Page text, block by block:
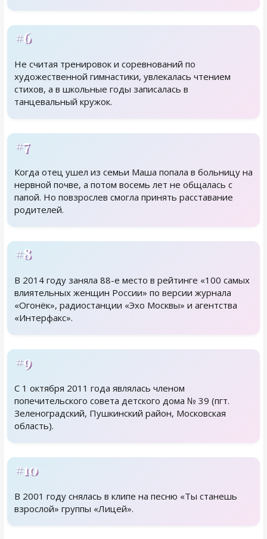
#6
Не считая тренировок и соревнований по
художественной гимнастики, увлекалась чтением
стихов, а в школьные годы записалась в
танцевальный кружок.
#7
Когда отец ушел из семьи Маша попала в больницу на
нервной почве, а потом восемь лет не общалась с
папой. Но повзрослев смогла принять расставание
родителей.
#8
В 2014 году заняла 88-е место в рейтинге «100 самых
влиятельных женщин России» по версии журнала
«Огонёк», радиостанции «Эхо Москвы» и агентства
«Интерфакс».
#9
С 1 октября 2011 года являлась членом
попечительского совета детского дома № 39 (пгт.
Зеленоградский, Пушкинский район, Московская
область).
#10
В 2001 году снялась в клипе на песню «Ты станешь
взрослой» группы «Лицей».